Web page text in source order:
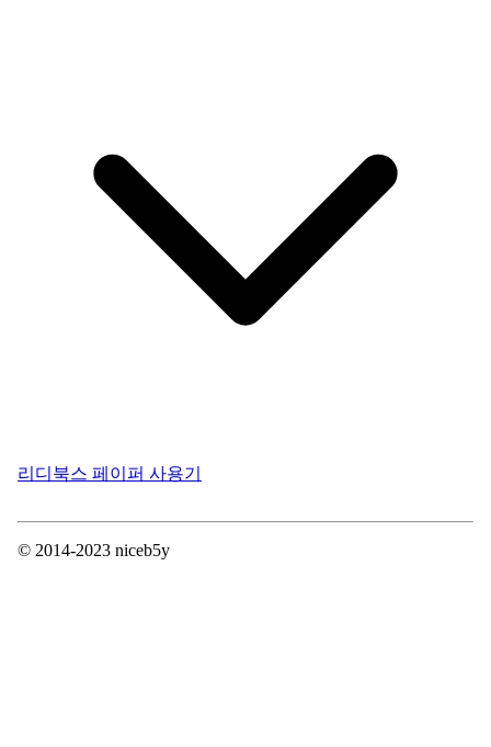
리디북스 페이퍼 사용기
© 2014-2023 niceb5y